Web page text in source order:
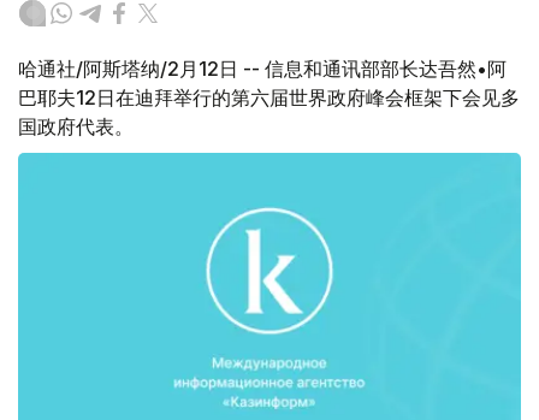
哈通社/阿斯塔纳/2月12日 -- 信息和通讯部部长达吾然•阿
巴耶夫12日在迪拜举行的第六届世界政府峰会框架下会见多
国政府代表。